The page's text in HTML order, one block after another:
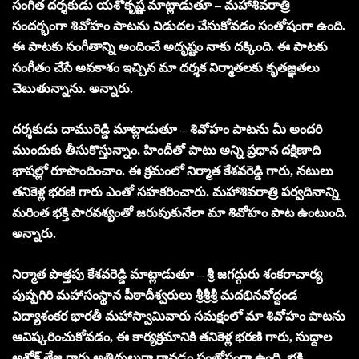
సంగీత దర్శకుడు యశోకృష్ణ మాట్లాడుతూ – మహాశివరాత్రి
సందర్భంగా శివోహం పాటను విడుదల చేసుకోవడం సంతోషంగా ఉంది.
ఈ పాటకు సంగీతాన్ని అందించే అదృష్టం నాకు దక్కింది. ఈ పాటకు
సంగీతం చేసే అవకాశం ఇచ్చిన మా దర్శక నిర్మాతలకు కృతజ్ఞతలు
చెబుతున్నాను. అన్నారు.
దర్శకుడు దామురెడ్డి మాట్లాడుతూ – శివోహం పాటను మీ అందరి
ముందుకు తీసుకొస్తున్నాం. హిందీతో పాటు అన్ని ప్రధాన దక్షిణాది
భాషల్లో రూపొందించాం. ఈ క్రమంలో నిర్మాత కేశవరెడ్డి గారు, నటులు
తనికెళ్ల భరణి గారు ఎంతో సహకరించారు. మహాశివరాత్రి పర్వదినాన్ని
మరింత భక్తి పారవశ్యంతో జరుపుకునేలా మా శివోహం పాట ఉంటుంది.
అన్నారు.
నిర్మాత పొత్తపు కేశవరెడ్డి మాట్లాడుతూ – శ్రీ జగద్గురు శంకరాచార్య
పుష్పగిరి మహాసంస్థాన పీఠాదీశ్వరులు శ్రీశ్రీశ్రీ మదభినవోద్దండ
విద్యాశంకర భారతీ మహాస్వామివారు సమక్షంలో మా శివోహం పాటను
ఆవిష్కరించుకోవడం, ఈ కార్యక్రమానికి తనికెళ్ల భరణి గారు, సుద్దాల